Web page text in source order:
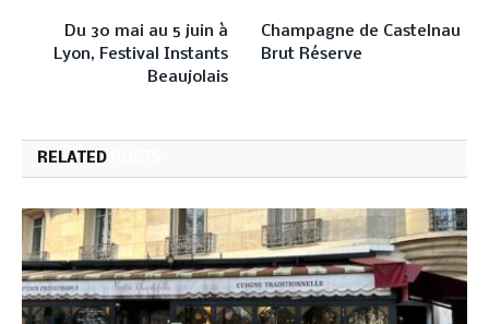
Du 30 mai au 5 juin à
Lyon, Festival Instants
Beaujolais
Champagne de Castelnau
Brut Réserve
RELATED